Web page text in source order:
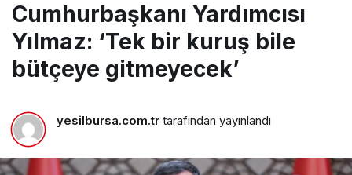
bütçeye gitmeyecek’
Cumhurbaşkanı Yardımcısı
Yılmaz: ‘Tek bir kuruş bile
bütçeye gitmeyecek’
yesilbursa.com.tr tarafından yayınlandı